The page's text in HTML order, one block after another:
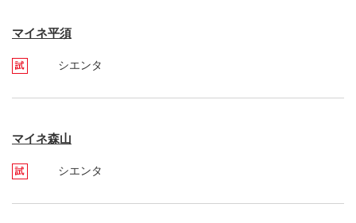
マイネ平須
シエンタ
マイネ森山
シエンタ